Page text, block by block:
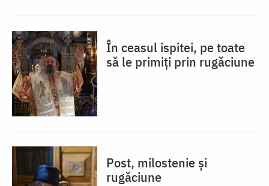
În ceasul ispitei, pe toate
să le primiți prin rugăciune
Post, milostenie și
rugăciune